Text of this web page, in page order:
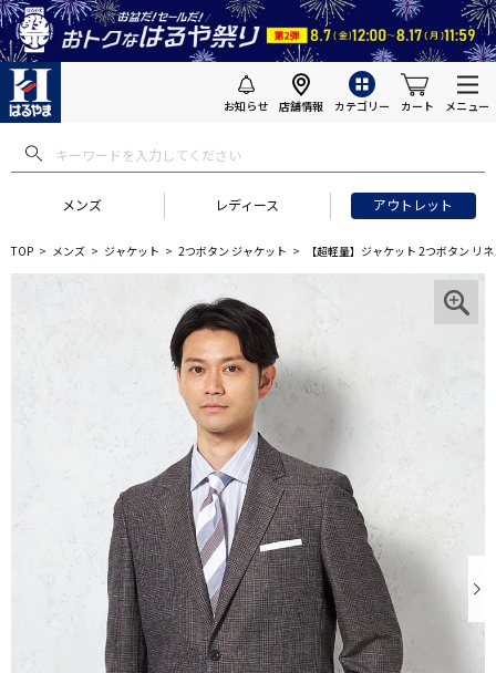
お知らせ 店舗情報 カテゴリー カート メニュー
メンズ レディース アウトレット
TOP メンズ ジャケット 2つボタン ジャケット 【超軽量】ジャケット 2つボタン リ